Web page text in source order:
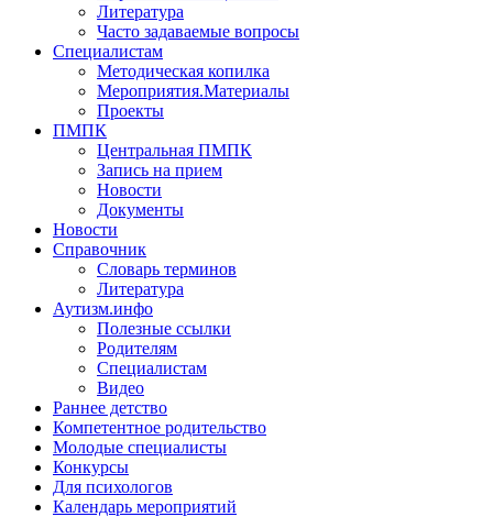
Литература
Часто задаваемые вопросы
Специалистам
Методическая копилка
Мероприятия.Материалы
Проекты
ПМПК
Центральная ПМПК
Запись на прием
Новости
Документы
Новости
Справочник
Словарь терминов
Литература
Аутизм.инфо
Полезные ссылки
Родителям
Специалистам
Видео
Раннее детство
Компетентное родительство
Молодые специалисты
Конкурсы
Для психологов
Календарь мероприятий